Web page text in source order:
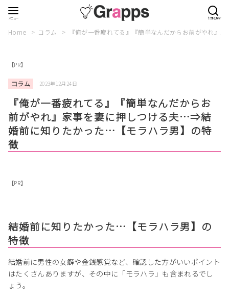
Home コラム 『俺が一番疲れてる』『簡単なんだからお前がやれ
【PR】
コラム 2023年12月24日
『俺が一番疲れてる』『簡単なんだからお
前がやれ』家事を妻に押しつける夫…⇒結
婚前に知りたかった…【モラハラ男】の特
徴
【PR】
結婚前に知りたかった…【モラハラ男】の
特徴
結婚前に男性の女癖や金銭感覚など、確認した方がいいポイント
はたくさんありますが、その中に「モラハラ」も含まれるでし
ょう。